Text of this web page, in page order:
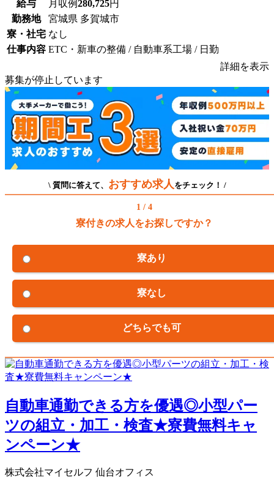
給与 月収例280,725円
勤務地
宮城県 多賀城市
寮・社宅 なし
仕事内容 ETC・新車の整備 / 自動車系工場 / 日勤
詳細を表示
募集が停止しています
\ 質問に答えて、 おすすめ求人 をチェック！ /
1 / 4
寮付きの求人をお探しですか？
寮あり
寮なし
どちらでも可
自動車通勤できる方を優遇◎小型パー
ツの組立・加工・検査★寮費無料キャ
ンペーン★
株式会社マイセルフ 仙台オフィス